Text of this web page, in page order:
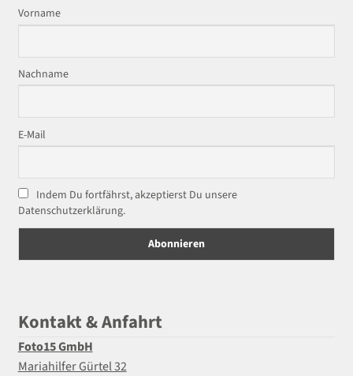
Vorname
Nachname
E-Mail
Indem Du fortfährst, akzeptierst Du unsere
Datenschutzerklärung.
Kontakt & Anfahrt
Foto15 GmbH
Mariahilfer Gürtel 32